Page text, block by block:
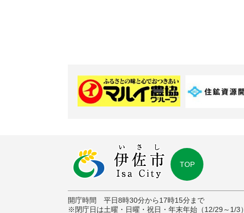
TOP
開庁時間 平日8時30分から17時15分まで
※閉庁日は土曜・日曜・祝日・年末年始（12/29～1/3）